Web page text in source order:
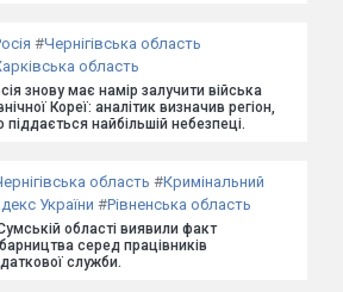
#Чернігівська область
область
знову має намір залучити війська
Кореї: аналітик визначив регіон,
піддається найбільшій небезпеці.
область #Кримінальний
України #Рівненська область
області виявили факт
серед працівників
служби.